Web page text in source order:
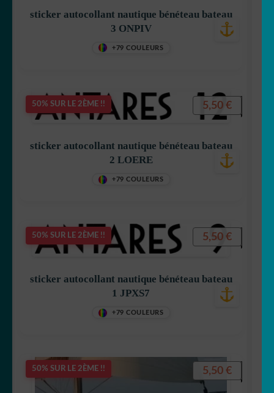
sticker autocollant nautique bénéteau bateau
3 ONPIV
+79 COULEURS
50% SUR LE 2ÈME !!
sticker autocollant nautique bénéteau bateau
2 LOERE
+79 COULEURS
5,50 €
50% SUR LE 2ÈME !!
sticker autocollant nautique bénéteau bateau
1 JPXS7
+79 COULEURS
5,50 €
50% SUR LE 2ÈME !! 5,50 €